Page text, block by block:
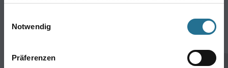
Notwendig
Präferenzen
Service